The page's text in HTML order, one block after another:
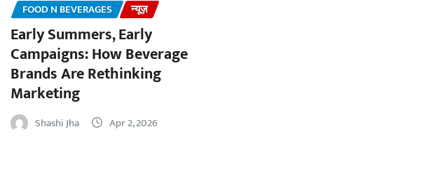
FOOD N BEVERAGES न्यूज़
Early Summers, Early
Campaigns: How Beverage
Brands Are Rethinking
Marketing
Shashi Jha Apr 2, 2026